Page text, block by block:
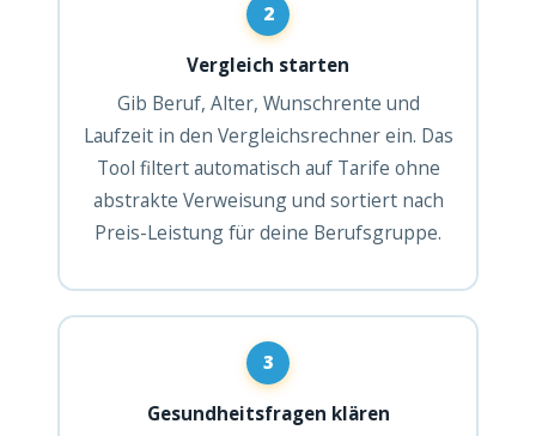
2
Vergleich starten
Gib Beruf, Alter, Wunschrente und
Laufzeit in den Vergleichsrechner ein. Das
Tool filtert automatisch auf Tarife ohne
abstrakte Verweisung und sortiert nach
Preis-Leistung für deine Berufsgruppe.
3
Gesundheitsfragen klären